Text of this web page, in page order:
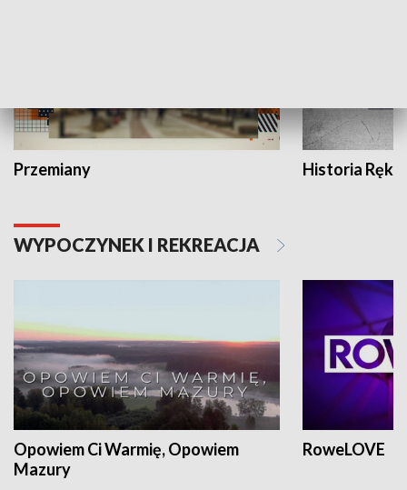
Przemiany Historia Ręką
WYPOCZYNEK I REKREACJA
Opowiem Ci Warmię, Opowiem
Mazury
RoweLOVE